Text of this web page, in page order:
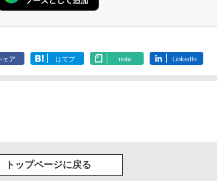
ェア はてブ note LinkedIn
トップページに戻る